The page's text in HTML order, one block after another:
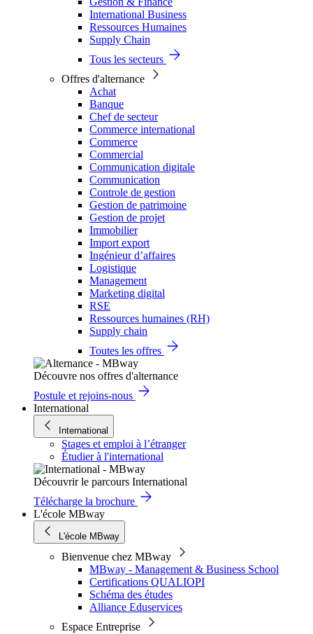
International Business
Ressources Humaines
Supply Chain
Tous les secteurs
Offres d'alternance
Achat
Banque
Chef de secteur
Commerce international
Commerce
Commercial
Communication digitale
Communication
Controle de gestion
Gestion de patrimoine
Gestion de projet
Immobilier
Import export
Ingénieur d’affaires
Logistique
Management
Marketing digital
RSE
Ressources humaines (RH)
Supply chain
Toutes les offres
Découvre nos offres d'alternance
Postule et rejoins-nous
International
International
Stages et emploi à l’étranger
Étudier à l'international
Découvrir le parcours International
Télécharge la brochure
L'école MBway
L'école MBway
Bienvenue chez MBway
MBway - Management & Business School
Certifications QUALIOPI
Schéma des études
Alliance Eduservices
Espace Entreprise